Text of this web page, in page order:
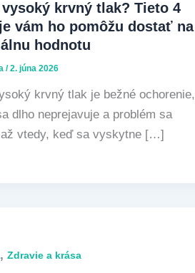
vysoký krvný tlak? Tieto 4
vám ho pomôžu dostať na
hodnotu
/2. júna 2026
krvný tlak je bežné ochorenie,
dlho neprejavuje a problém sa
vtedy, keď sa vyskytne […]
, Zdravie a krása